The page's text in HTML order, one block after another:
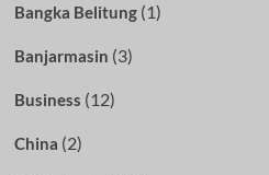
Bangka Belitung(1)
Banjarmasin (3)
Business (12)
China (2)